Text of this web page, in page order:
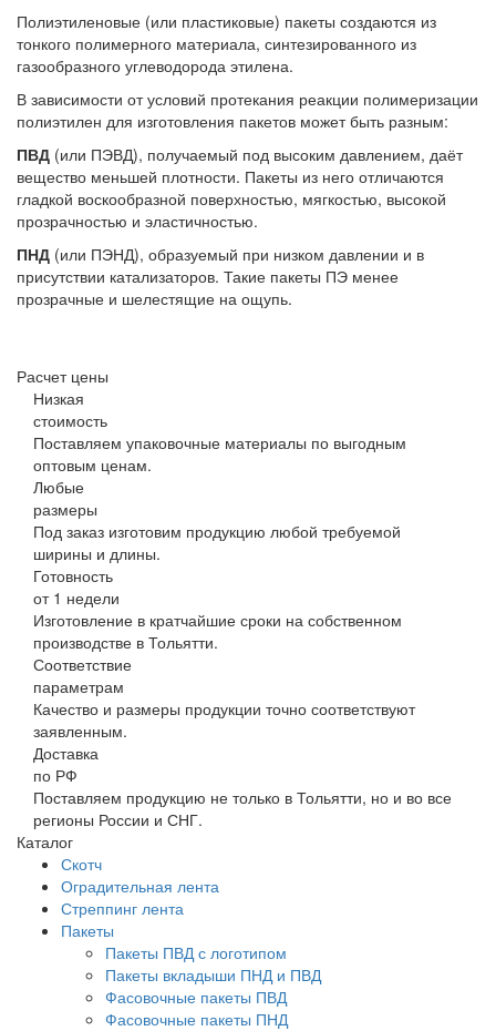
Полиэтиленовые (или пластиковые) пакеты создаются из
тонкого полимерного материала, синтезированного из
газообразного углеводорода этилена.
В зависимости от условий протекания реакции полимеризации
полиэтилен для изготовления пакетов может быть разным:
ПВД (или ПЭВД), получаемый под высоким давлением, даёт
вещество меньшей плотности. Пакеты из него отличаются
гладкой воскообразной поверхностью, мягкостью, высокой
прозрачностью и эластичностью.
ПНД (или ПЭНД), образуемый при низком давлении и в
присутствии катализаторов. Такие пакеты ПЭ менее
прозрачные и шелестящие на ощупь.
Расчет цены
Низкая
стоимость
Поставляем упаковочные материалы по выгодным
оптовым ценам.
Любые
размеры
Под заказ изготовим продукцию любой требуемой
ширины и длины.
Готовность
от 1 недели
Изготовление в кратчайшие сроки на собственном
производстве в Тольятти.
Соответствие
параметрам
Качество и размеры продукции точно соответствуют
заявленным.
Доставка
по РФ
Поставляем продукцию не только в Тольятти, но и во все
регионы России и СНГ.
Каталог
Скотч
Оградительная лента
Стреппинг лента
Пакеты
Пакеты ПВД с логотипом
Пакеты вкладыши ПНД и ПВД
Фасовочные пакеты ПВД
Фасовочные пакеты ПНД